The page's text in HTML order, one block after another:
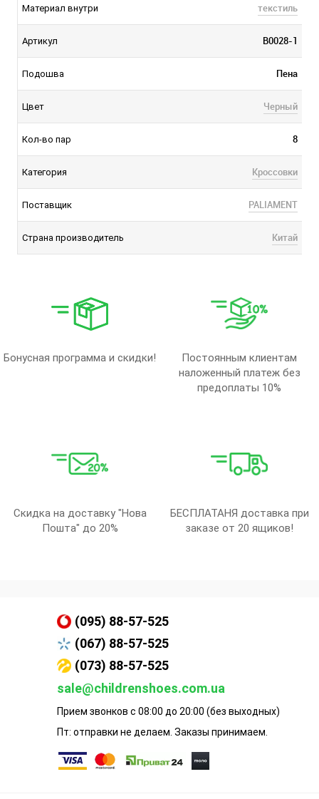
Материал внутри текстиль
Артикул B0028-1
Подошва Пена
Цвет Черный
Кол-во пар 8
Категория Кроссовки
Поставщик PALIAMENT
Страна производитель Китай
Бонусная программа и скидки!
Постоянным клиентам
наложенный платеж без
предоплаты 10%
Скидка на доставку "Нова
Пошта" до 20%
БЕСПЛАТАНЯ доставка при
заказе от 20 ящиков!
(095) 88-57-525
(067) 88-57-525
(073) 88-57-525
sale@childrenshoes.com.ua
Прием звонков с 08:00 до 20:00 (без выходных)
Пт: отправки не делаем. Заказы принимаем.